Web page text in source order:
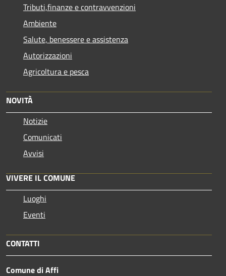
Tributi,finanze e contravvenzioni
Ambiente
Salute, benessere e assistenza
Autorizzazioni
Agricoltura e pesca
NOVITÀ
Notizie
Comunicati
Avvisi
VIVERE IL COMUNE
Luoghi
Eventi
CONTATTI
Comune di Affi